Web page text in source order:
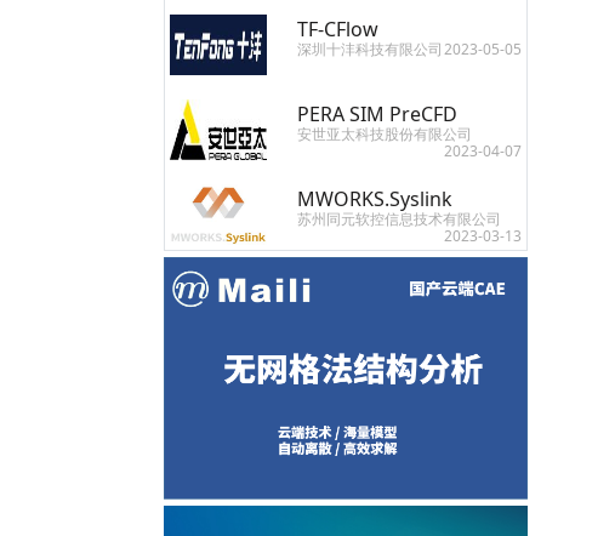
TF-CFlow
深圳十沣科技有限公司2023-05-05
PERA SIM PreCFD
安世亚太科技股份有限公司
2023-04-07
MWORKS.Syslink
苏州同元软控信息技术有限公司
2023-03-13